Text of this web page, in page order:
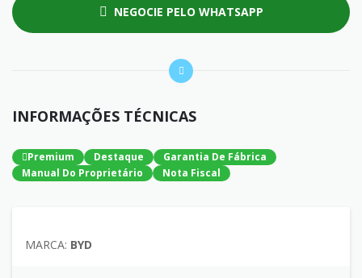
NEGOCIE PELO WHATSAPP
INFORMAÇÕES TÉCNICAS
Premium Destaque
Garantia De Fábrica
Manual Do Proprietário
Nota Fiscal
MARCA: BYD